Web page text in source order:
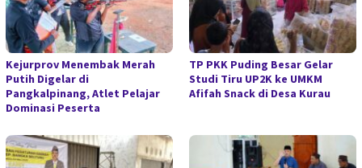
Kejurprov Menembak Merah
Putih Digelar di
Pangkalpinang, Atlet Pelajar
Dominasi Peserta
TP PKK Puding Besar Gelar
Studi Tiru UP2K ke UMKM
Afifah Snack di Desa Kurau